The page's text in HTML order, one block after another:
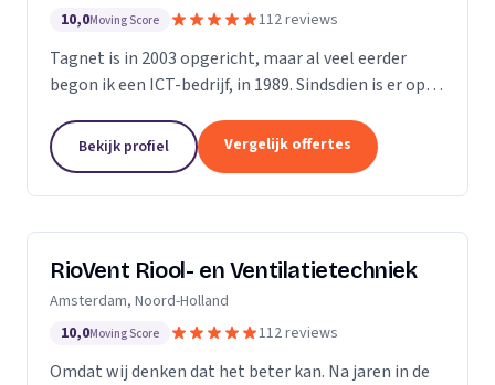
10,0Moving Score 112 reviews
Tagnet is in 2003 opgericht, maar al veel eerder
begon ik een ICT-bedrijf, in 1989. Sindsdien is er op
te vertellen. Wat niet gewijzigd is in al...
Bekijk profiel Vergelijk offertes
RioVent Riool- en Ventilatietechniek
Amsterdam, Noord-Holland
10,0Moving Score 112 reviews
Omdat wij denken dat het beter kan. Na jaren in de